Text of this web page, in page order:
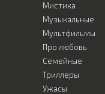
Мистика
Музыкальные
Мультфильмы
Про любовь
Семейные
Триллеры
Ужасы